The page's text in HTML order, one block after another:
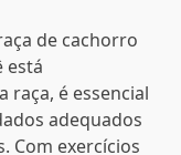
de cachorro
está
raça, é essencial
adequados
Com exercícios